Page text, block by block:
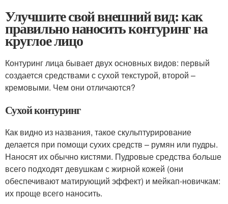
Улучшите свой внешний вид: как
правильно наносить контуринг на
круглое лицо
Контуринг лица бывает двух основных видов: первый
создается средствами с сухой текстурой, второй –
кремовыми. Чем они отличаются?
Сухой контуринг
Как видно из названия, такое скульптурирование
делается при помощи сухих средств – румян или пудры.
Наносят их обычно кистями. Пудровые средства больше
всего подходят девушкам с жирной кожей (они
обеспечивают матирующий эффект) и мейкап-новичкам:
их проще всего наносить.